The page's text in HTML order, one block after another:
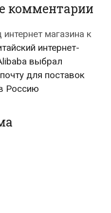
комментарии
магазина к
интернет-
выбрал
для поставок
Россию